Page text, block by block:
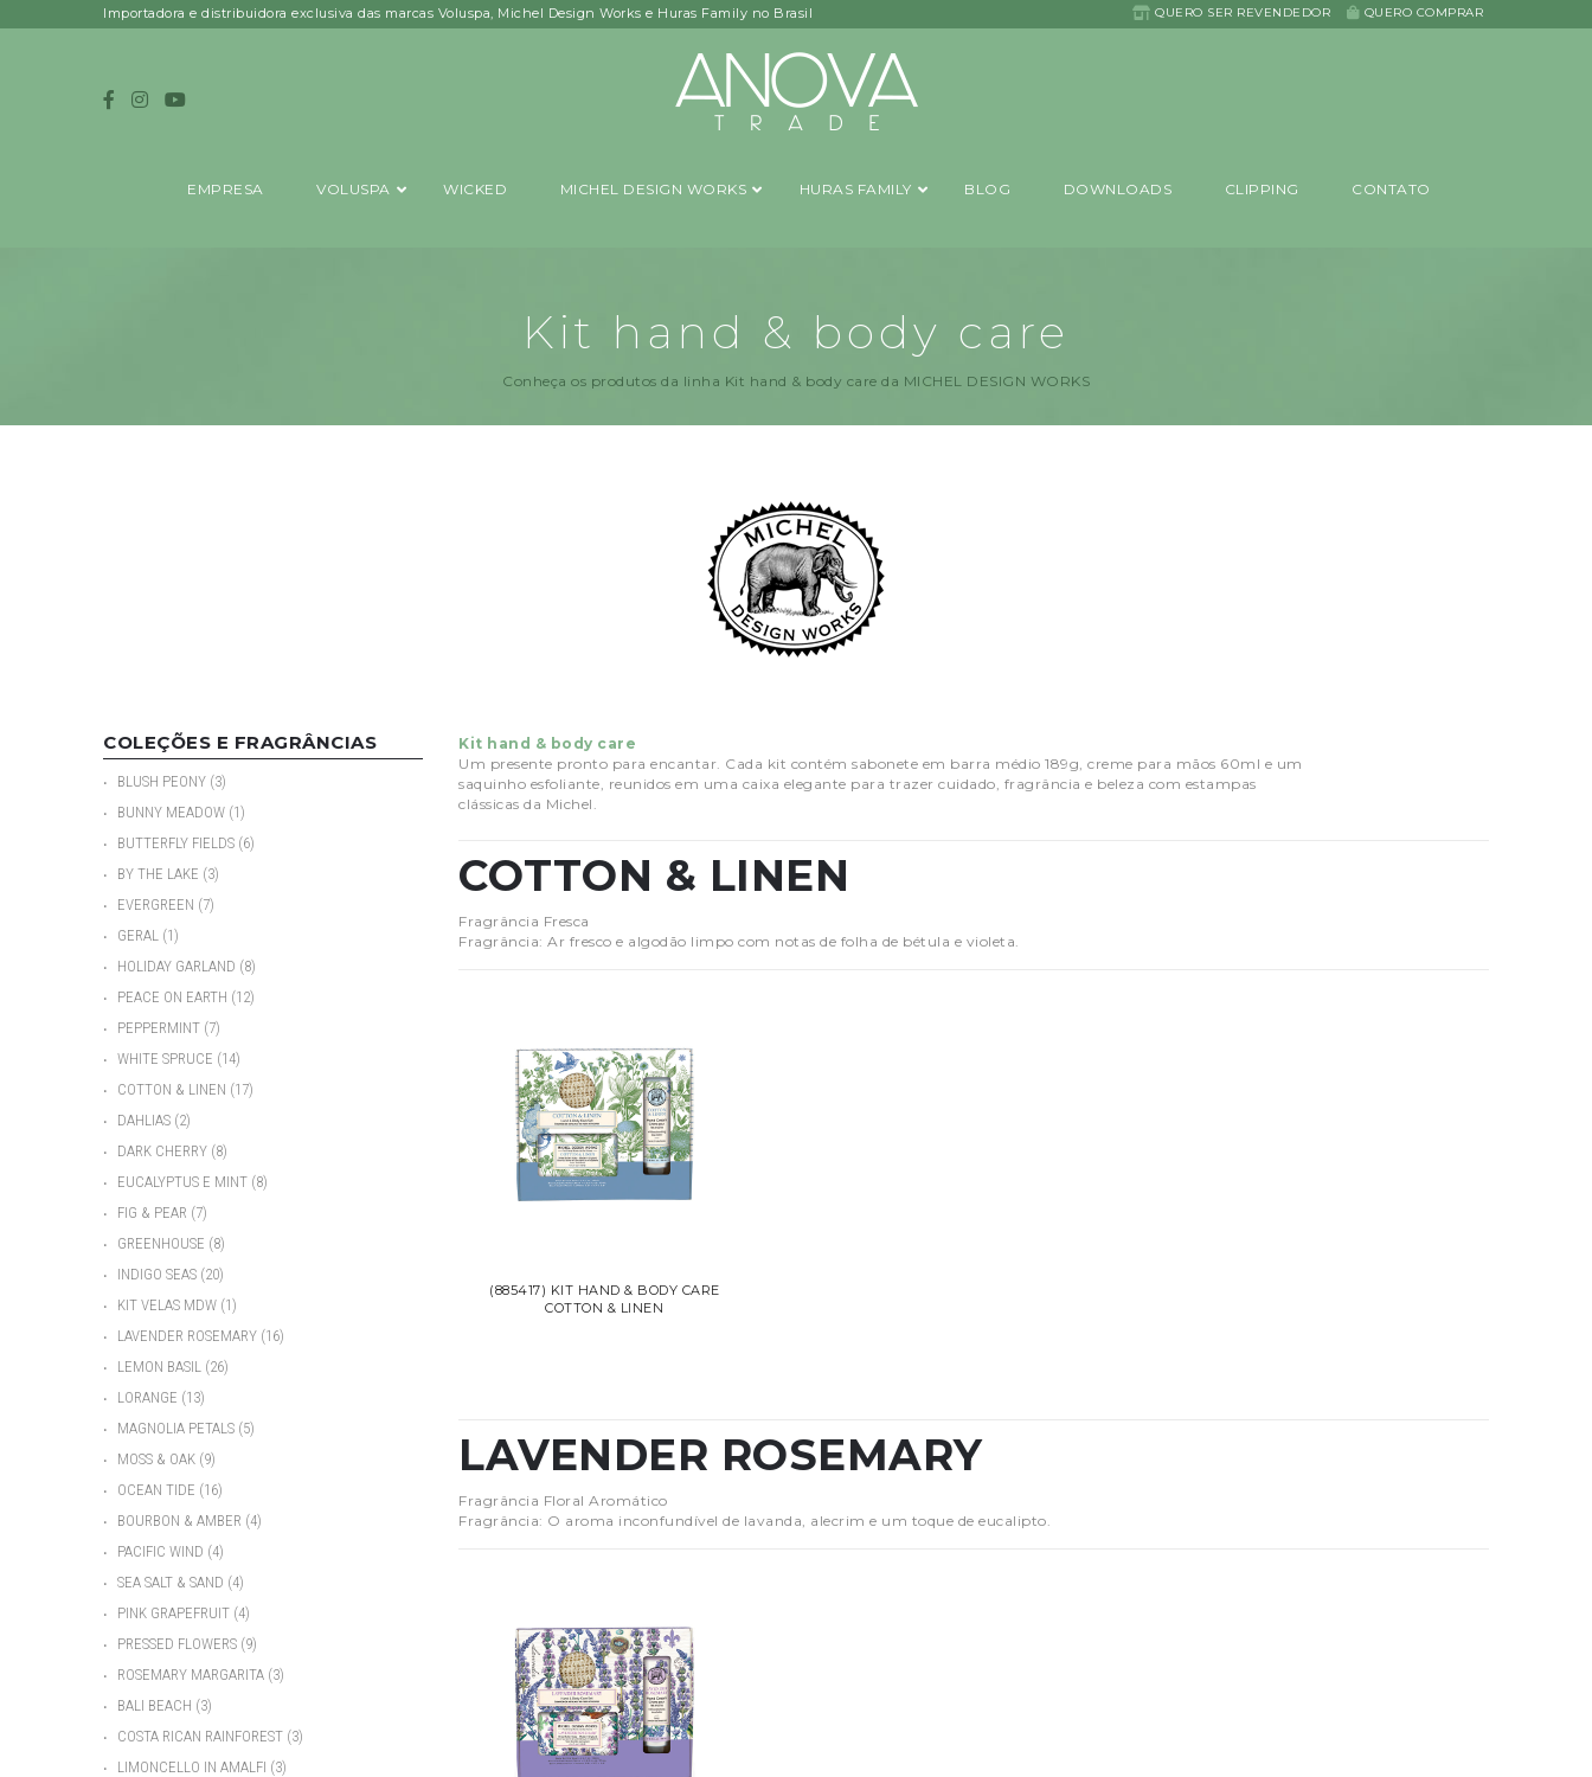
Importadora e distribuidora exclusiva das marcas Voluspa, Michel Design Works e Huras Family no Brasil QUERO SER REVENDEDOR QUERO COMPRAR
EMPRESA VOLUSPA WICKED MICHEL DESIGN WORKS HURAS FAMILY BLOG DOWNLOADS CLIPPING CONTATO
Kit hand & body care
Conheça os produtos da linha Kit hand & body care da MICHEL DESIGN WORKS
COLEÇÕES E FRAGRÂNCIAS
• BLUSH PEONY (3)
• BUNNY MEADOW (1)
• BUTTERFLY FIELDS (6)
• BY THE LAKE (3)
• EVERGREEN (7)
• GERAL (1)
• HOLIDAY GARLAND (8)
• PEACE ON EARTH (12)
• PEPPERMINT (7)
• WHITE SPRUCE (14)
• COTTON & LINEN (17)
• DAHLIAS (2)
• DARK CHERRY (8)
• EUCALYPTUS E MINT (8)
• FIG & PEAR (7)
• GREENHOUSE (8)
• INDIGO SEAS (20)
• KIT VELAS MDW (1)
• LAVENDER ROSEMARY (16)
• LEMON BASIL (26)
• LORANGE (13)
• MAGNOLIA PETALS (5)
• MOSS & OAK (9)
• OCEAN TIDE (16)
• BOURBON & AMBER (4)
• PACIFIC WIND (4)
• SEA SALT & SAND (4)
• PINK GRAPEFRUIT (4)
• PRESSED FLOWERS (9)
• ROSEMARY MARGARITA (3)
• BALI BEACH (3)
• COSTA RICAN RAINFOREST (3)
• LIMONCELLO IN AMALFI (3)
Kit hand & body care
Um presente pronto para encantar. Cada kit contém sabonete em barra médio 189g, creme para mãos 60ml e um
saquinho esfoliante, reunidos em uma caixa elegante para trazer cuidado, fragrância e beleza com estampas
clássicas da Michel.
COTTON & LINEN
Fragrância Fresca
Fragrância: Ar fresco e algodão limpo com notas de folha de bétula e violeta.
(885417) KIT HAND & BODY CARE
COTTON & LINEN
LAVENDER ROSEMARY
Fragrância Floral Aromático
Fragrância: O aroma inconfundível de lavanda, alecrim e um toque de eucalipto.